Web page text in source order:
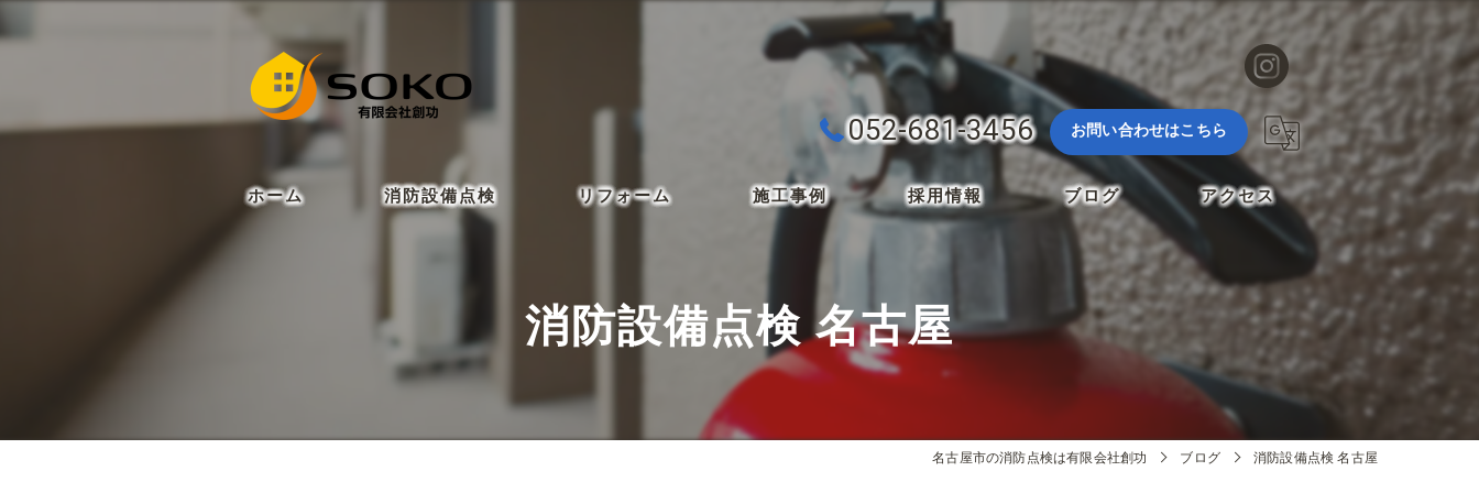
052-681-3456 お問い合わせはこちら
ホーム 消防設備点検 リフォーム 施工事例 採用情報 ブログ アクセス
消防設備点検 名古屋
名古屋市の消防点検は有限会社創功 ブログ 消防設備点検 名古屋